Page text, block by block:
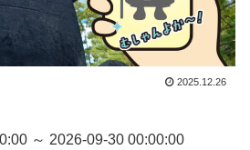
2025.12.26
～ 2026-09-30 00:00:00